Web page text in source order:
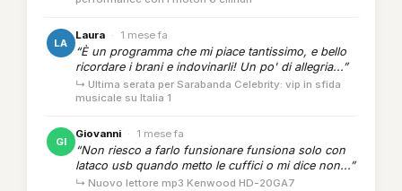
LA
Laura · 1 mese fa
“È un programma che mi piace tantissimo, e bello
ricordare i brani e indovinarli! Un po' di allegria...”
↳ Ultima serata per Sarabanda Celebrity: vip in sfida
musicale su Italia 1
GI
Giovanni · 1 mese fa
“Non riesco a farlo funsionare funsiona solo con
lataco usb quando metto le cuffici o mi dice non...”
↳ Nuovo lettore mp3 Kenwood HD-20GA7